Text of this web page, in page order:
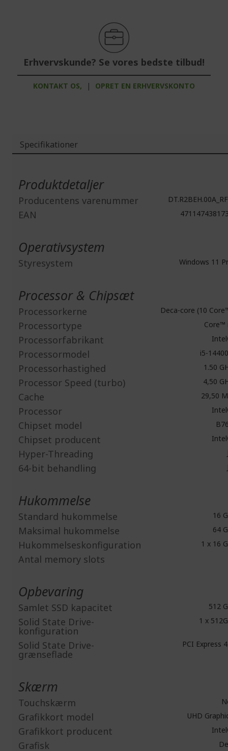
Erhvervskunde? Se vores bedste tilbud!
KONTAKT OS, | OPRET EN ERHVERVSKONTO
Specifikationer
Produktdetaljer
Producentens varenummer
EAN
Operativsystem
Styresystem Windows 11
Processor & Chipsæt
Processorkerne Deca-core (10
Processortype Core™
Processorfabrikant
Processormodel i5-
Processorhastighed 1.50
Processor Speed (turbo) 4,50
Cache 29,50
Processor
Chipset model
Chipset producent
Hyper-Threading
64-bit behandling
Hukommelse
Standard hukommelse 16
Maksimal hukommelse 64
Hukommelseskonfiguration 1 x 16
Antal memory slots
Opbevaring
Samlet SSD kapacitet 512
Solid State Drive-
konfiguration
1 x
Solid State Drive-
grænseflade
PCI Express
Skærm
Touchskærm
Grafikkort model UHD
Grafikkort producent
Grafisk